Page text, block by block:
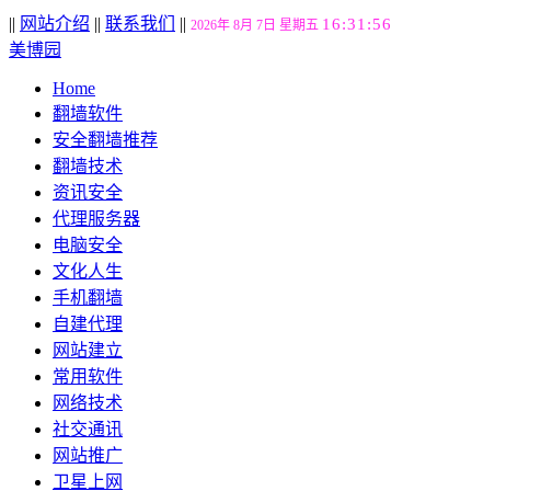
|| 网站介绍 || 联系我们 || 2026年 8月 7日 星期五 16:31:57
美博园
Home
翻墙软件
安全翻墙推荐
翻墙技术
资讯安全
代理服务器
电脑安全
文化人生
手机翻墙
自建代理
网站建立
常用软件
网络技术
社交通讯
网站推广
卫星上网